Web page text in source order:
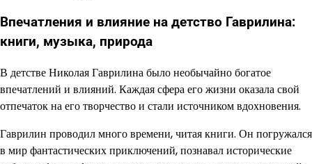
Впечатления и влияние на детство Гаврилина:
книги, музыка, природа
В детстве Николая Гаврилина было необычайно богатое
впечатлений и влияний. Каждая сфера его жизни оказала свой
отпечаток на его творчество и стали источником вдохновения.
Гаврилин проводил много времени, читая книги. Он погружался
в мир фантастических приключений, познавал исторические